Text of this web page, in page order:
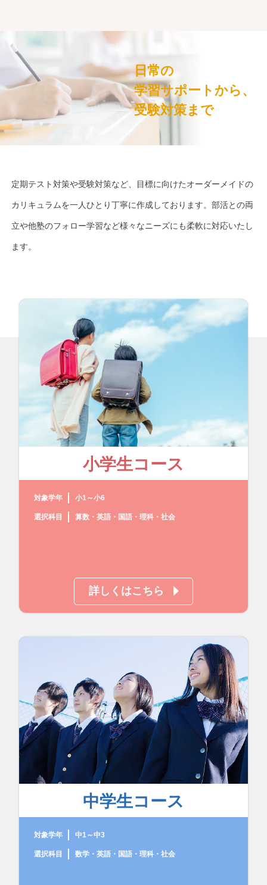
日常の
学習サポートから、
受験対策まで
定期テスト対策や受験対策など、目標に向けたオーダーメイドの
カリキュラムを一人ひとり丁寧に作成しております。部活との両
立や他塾のフォロー学習など様々なニーズにも柔軟に対応いたし
ます。
小学生コース
対象学年 小1～小6
選択科目 算数・英語・国語・理科・社会
詳しくはこちら
中学生コース
対象学年 中1～中3
選択科目 数学・英語・国語・理科・社会